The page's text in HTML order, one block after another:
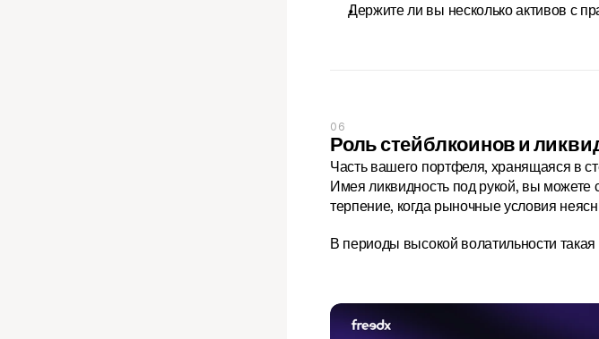
Держите ли вы несколько активов с
06
Роль стейблкоинов и
Часть вашего портфеля, хранящаяся в
Имея ликвидность под рукой, вы можете
терпение, когда рыночные условия
В периоды высокой волатильности